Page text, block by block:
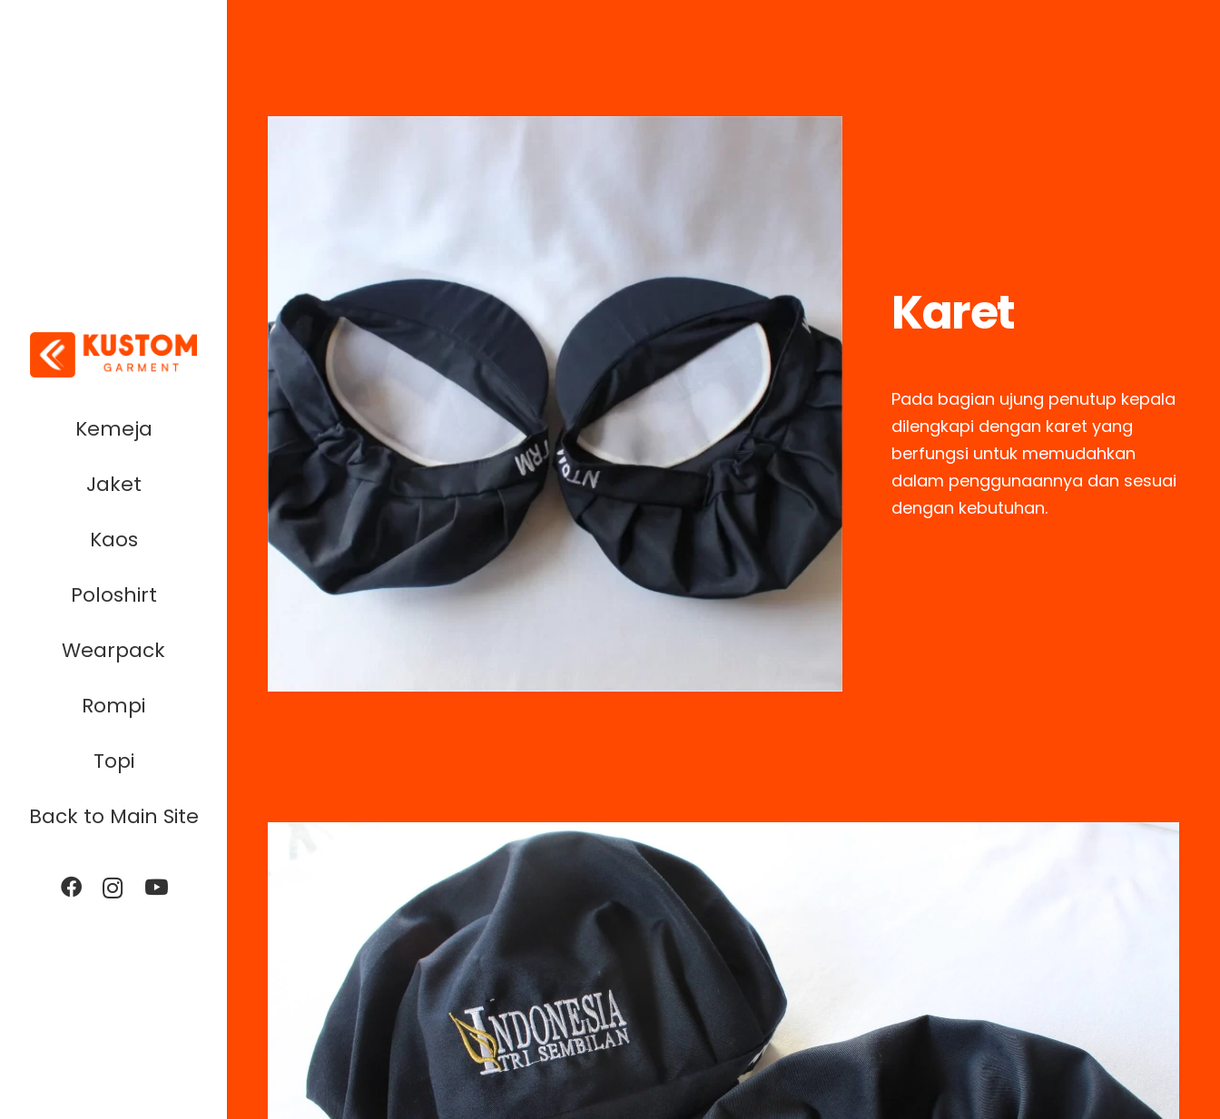
Kemeja
Jaket
Kaos
Poloshirt
Wearpack
Rompi
Topi
Back to Main Site
Karet
Pada bagian ujung penutup kepala
dilengkapi dengan karet yang
berfungsi untuk memudahkan
dalam penggunaannya dan sesuai
dengan kebutuhan.